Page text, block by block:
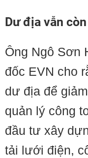
Dư địa vẫn còn
Ông Ngô Sơn
đốc EVN cho
dư địa để
quản lý công
đầu tư xây
tải lưới điện,